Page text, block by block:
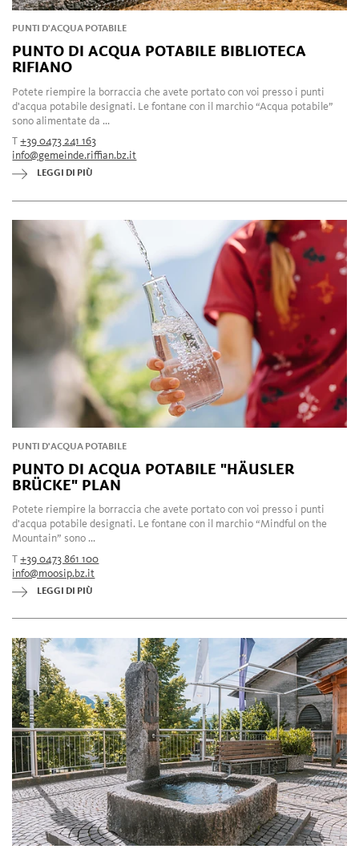
PUNTI D'ACQUA POTABILE
PUNTO DI ACQUA POTABILE BIBLIOTECA
RIFIANO
Potete riempire la borraccia che avete portato con voi presso i punti
d'acqua potabile designati. Le fontane con il marchio “Acqua potabile”
sono alimentate da ...
T+39 0473 241 163
info@gemeinde.riffian.bz.it
LEGGI DI PIÙ
PUNTI D'ACQUA POTABILE
PUNTO DI ACQUA POTABILE "HÄUSLER
BRÜCKE" PLAN
Potete riempire la borraccia che avete portato con voi presso i punti
d'acqua potabile designati. Le fontane con il marchio “Mindful on the
Mountain” sono ...
T+39 0473 861 100
info@moosip.bz.it
LEGGI DI PIÙ